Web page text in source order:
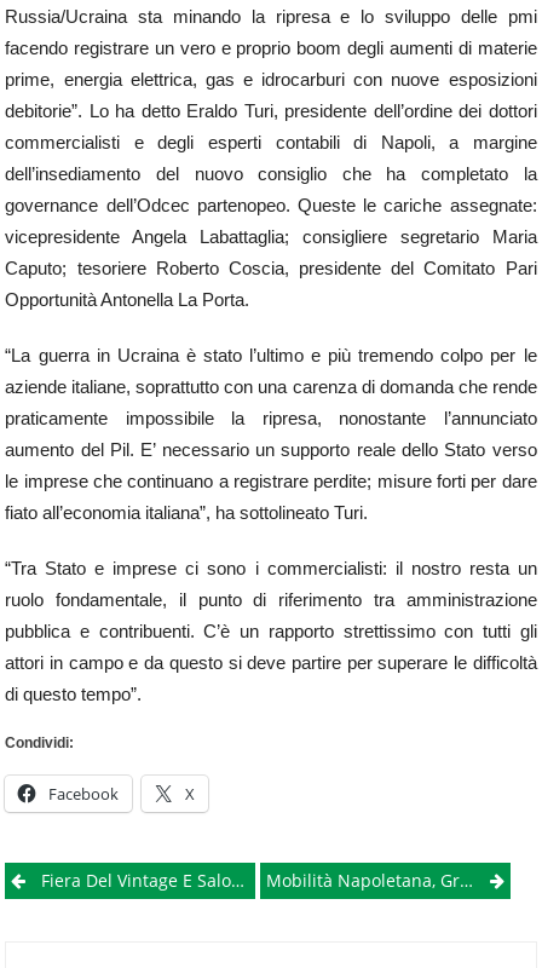
Russia/Ucraina sta minando la ripresa e lo sviluppo delle pmi
facendo registrare un vero e proprio boom degli aumenti di materie
prime, energia elettrica, gas e idrocarburi con nuove esposizioni
debitorie”. Lo ha detto Eraldo Turi, presidente dell’ordine dei dottori
commercialisti e degli esperti contabili di Napoli, a margine
dell’insediamento del nuovo consiglio che ha completato la
governance dell’Odcec partenopeo. Queste le cariche assegnate:
vicepresidente Angela Labattaglia; consigliere segretario Maria
Caputo; tesoriere Roberto Coscia, presidente del Comitato Pari
Opportunità Antonella La Porta.
“La guerra in Ucraina è stato l’ultimo e più tremendo colpo per le
aziende italiane, soprattutto con una carenza di domanda che rende
praticamente impossibile la ripresa, nonostante l’annunciato
aumento del Pil. E’ necessario un supporto reale dello Stato verso
le imprese che continuano a registrare perdite; misure forti per dare
fiato all’economia italiana”, ha sottolineato Turi.
“Tra Stato e imprese ci sono i commercialisti: il nostro resta un
ruolo fondamentale, il punto di riferimento tra amministrazione
pubblica e contribuenti. C’è un rapporto strettissimo con tutti gli
attori in campo e da questo si deve partire per superare le difficoltà
di questo tempo”.
Condividi:
Facebook X
PostFiera Del Vintage E Salone Dell’Antiquariato: Un Unico Evento In Una Due Giorni A Caserta Mobilità Napoletana, Greenpeace Consegna Sondaggio All’amministrazione Comunale